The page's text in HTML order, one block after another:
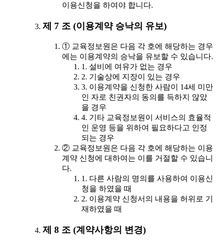
이용신청을 하여야 합니다.
제 7 조 (이용계약 승낙의 유보)
① 교육정보원은 다음 각 호에 해당하는 경우
에는 이용계약의 승낙을 유보할 수 있습니다.
1. 설비에 여유가 없는 경우
2. 기술상에 지장이 있는 경우
3. 이용계약을 신청한 사람이 14세 미만
인 자로 친권자의 동의를 득하지 않았
을 경우
4. 기타 교육정보원이 서비스의 효율적
인 운영 등을 위하여 필요하다고 인정
되는 경우
② 교육정보원은 다음 각 호에 해당하는 이용
계약 신청에 대하여는 이를 거절할 수 있습니
다.
1. 다른 사람의 명의를 사용하여 이용신
청을 하였을 때
2. 이용계약 신청서의 내용을 허위로 기
재하였을 때
제 8 조 (계약사항의 변경)